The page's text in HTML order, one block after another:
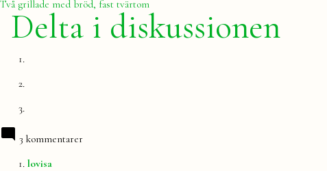
inlägg:
Två grillade med bröd, fast tvärtom
Delta i diskussionen
3 kommentarer
lovisa